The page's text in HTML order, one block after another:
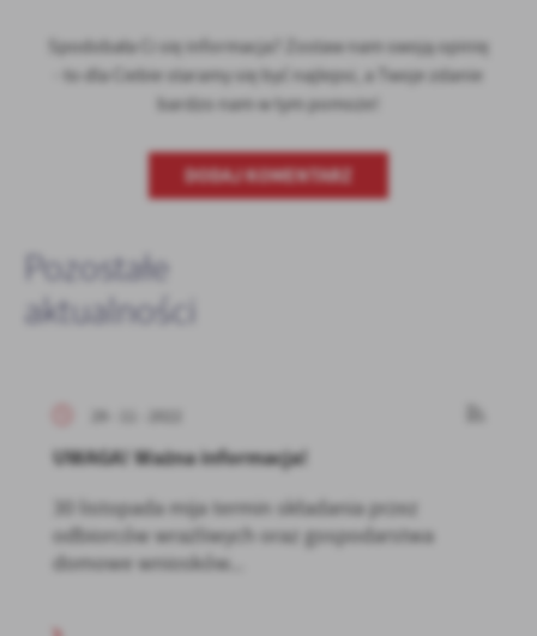
Spodobała Ci się informacja? Zostaw nam swoją opinię
- to dla Ciebie staramy się być najlepsi, a Twoje zdanie
bardzo nam w tym pomoże!
DODAJ KOMENTARZ
Pozostałe
aktualności
UWAGA! Ważna informacja!
30 listopada mija termin składania przez
odbiorców wrażliwych oraz gospodarstwa
domowe wniosków...